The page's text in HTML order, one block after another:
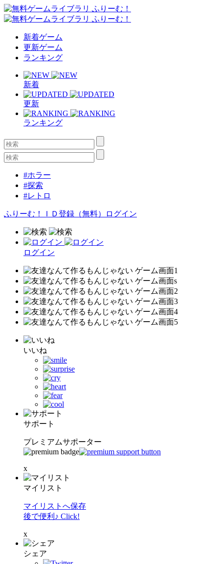
新着ゲーム
更新ゲーム
ランキング
新着
更新
ランキング
#ホラー
#探索
#レトロ
ふりーむ！ＩＤ登録（無料） ログイン
ログイン
いいね
サポート
プレミアムサポーター
x
マイリスト
マイリストへ保存
後で便利♪ Click!
x
シェア